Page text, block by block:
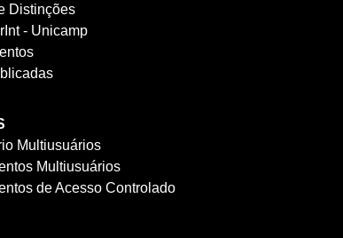
Distinções
- Unicamp
Multiusuários
Multiusuários
de Acesso Controlado